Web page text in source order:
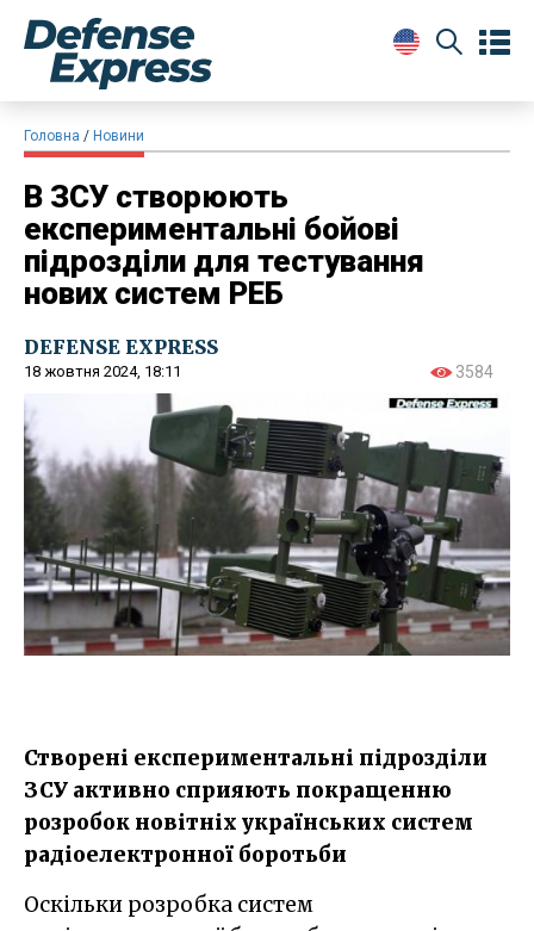
Головна Новини
В ЗСУ створюють
експериментальні бойові
підрозділи для тестування
нових систем РЕБ
DEFENSE EXPRESS
18 жовтня 2024, 18:11 3584
Створені експериментальні підрозділи
ЗСУ активно сприяють покращенню
розробок новітніх українських систем
радіоелектронної боротьби
Оскільки розробка систем